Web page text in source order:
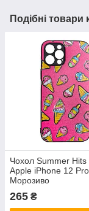
Подібні товари
Чохол Summer Hits
Apple iPhone 12
Морозиво
265 ₴